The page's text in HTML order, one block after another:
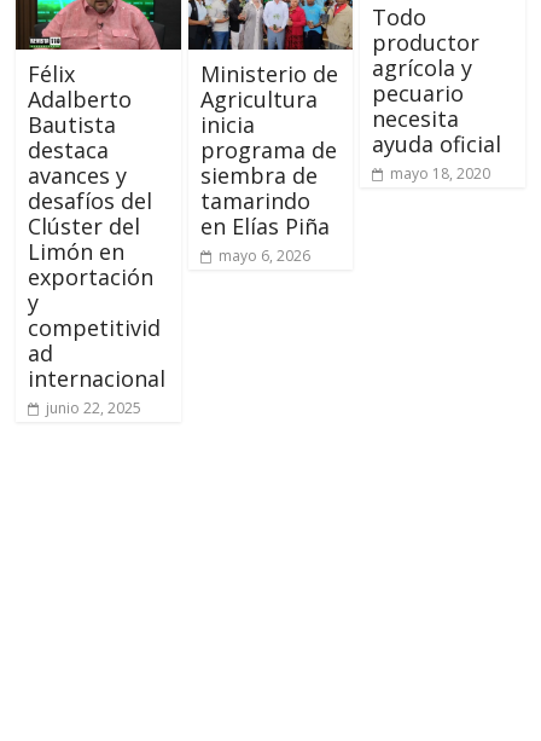
Félix
Adalberto
Bautista
destaca
avances y
desafíos del
Clúster del
Limón en
exportación
y
competitivid
ad
internacional
junio 22, 2025
Ministerio de
Agricultura
inicia
programa de
siembra de
tamarindo
en Elías Piña
mayo 6, 2026
Todo
productor
agrícola y
pecuario
necesita
ayuda oficial
mayo 18, 2020